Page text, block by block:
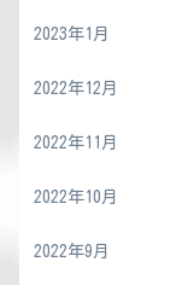
2023年1月
2022年12月
2022年11月
2022年10月
2022年9月